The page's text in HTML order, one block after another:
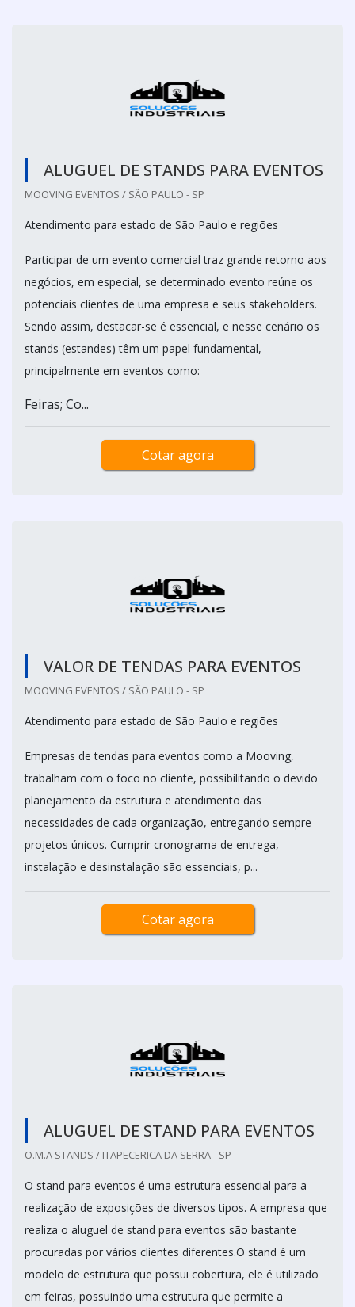
ALUGUEL DE STANDS PARA EVENTOS
MOOVING EVENTOS / SÃO PAULO - SP
Atendimento para estado de São Paulo e regiões
Participar de um evento comercial traz grande retorno aos
negócios, em especial, se determinado evento reúne os
potenciais clientes de uma empresa e seus stakeholders.
Sendo assim, destacar-se é essencial, e nesse cenário os
stands (estandes) têm um papel fundamental,
principalmente em eventos como:
Feiras; Co...
Cotar agora
VALOR DE TENDAS PARA EVENTOS
MOOVING EVENTOS / SÃO PAULO - SP
Atendimento para estado de São Paulo e regiões
Empresas de tendas para eventos como a Mooving,
trabalham com o foco no cliente, possibilitando o devido
planejamento da estrutura e atendimento das
necessidades de cada organização, entregando sempre
projetos únicos. Cumprir cronograma de entrega,
instalação e desinstalação são essenciais, p...
Cotar agora
ALUGUEL DE STAND PARA EVENTOS
O.M.A STANDS / ITAPECERICA DA SERRA - SP
O stand para eventos é uma estrutura essencial para a
realização de exposições de diversos tipos. A empresa que
realiza o aluguel de stand para eventos são bastante
procuradas por vários clientes diferentes.O stand é um
modelo de estrutura que possui cobertura, ele é utilizado
em feiras, possuindo uma estrutura que permite a